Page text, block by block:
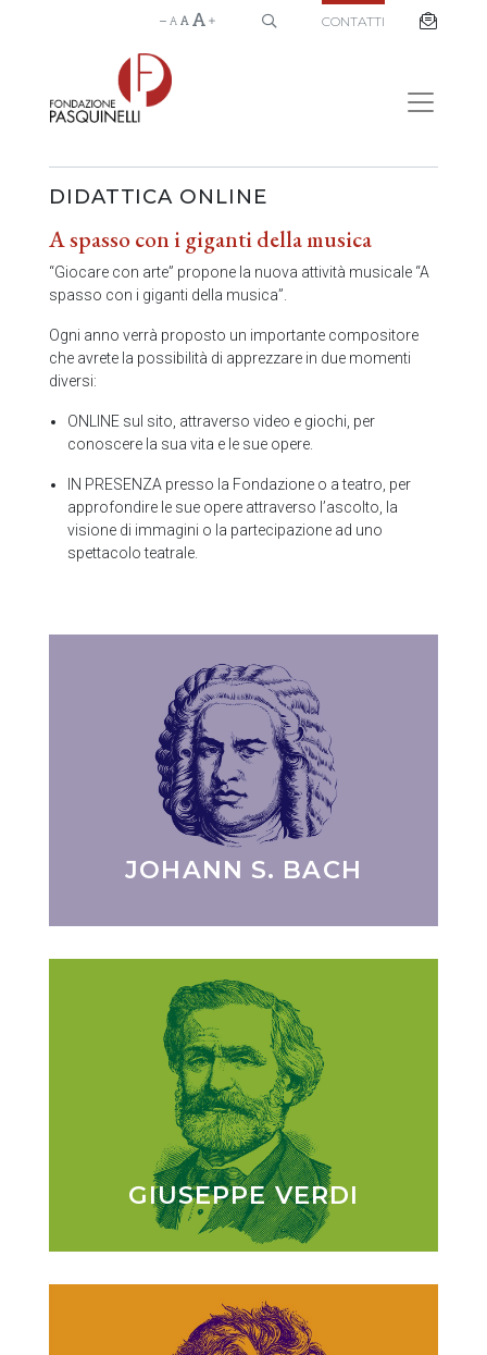
CONTATTI
DIDATTICA ONLINE
A spasso con i giganti della musica
“Giocare con arte” propone la nuova attività musicale “A
spasso con i giganti della musica”.
Ogni anno verrà proposto un importante compositore
che avrete la possibilità di apprezzare in due momenti
diversi:
ONLINE sul sito, attraverso video e giochi, per
conoscere la sua vita e le sue opere.
IN PRESENZA presso la Fondazione o a teatro, per
approfondire le sue opere attraverso l’ascolto, la
visione di immagini o la partecipazione ad uno
spettacolo teatrale.
JOHANN S. BACH
GIUSEPPE VERDI